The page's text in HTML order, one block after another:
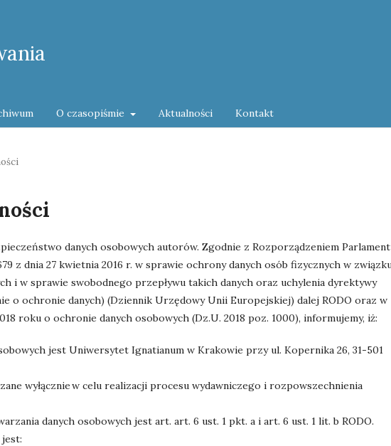
O czasopiśmie Aktualności Kontakt
danych osobowych autorów. Zgodnie z Rozporządzeniem
z dnia 27 kwietnia 2016 r. w sprawie ochrony danych osób fizycznych w
i w sprawie swobodnego przepływu takich danych oraz uchylenia dyrektywy
o ochronie danych) (Dziennik Urzędowy Unii Europejskiej) dalej RODO oraz w
roku o ochronie danych osobowych (Dz.U. 2018 poz. 1000), informujemy, iż:
jest Uniwersytet Ignatianum w Krakowie przy ul. Kopernika 26, 31-501
wyłącznie w celu realizacji procesu wydawniczego i rozpowszechnienia
danych osobowych jest art. art. 6 ust. 1 pkt. a i art. 6 ust. 1 lit. b RODO.